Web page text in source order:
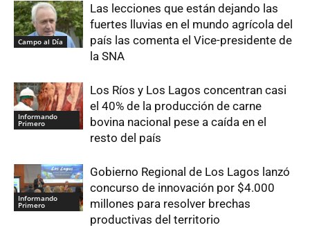
Campo al Día
Las lecciones que están dejando las
fuertes lluvias en el mundo agrícola del
país las comenta el Vice-presidente de
la SNA
Informando
Primero
Los Ríos y Los Lagos concentran casi
el 40% de la producción de carne
bovina nacional pese a caída en el
resto del país
Informando
Primero
Gobierno Regional de Los Lagos lanzó
concurso de innovación por $4.000
millones para resolver brechas
productivas del territorio